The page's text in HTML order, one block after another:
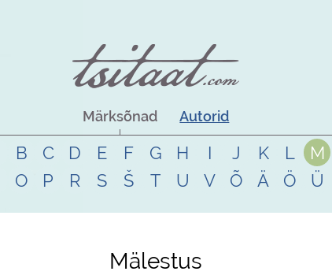
Märksõnad Autorid
B C D E F G H I J K L
M
O P R S Š T U V Õ Ä Ö Ü
Mälestus